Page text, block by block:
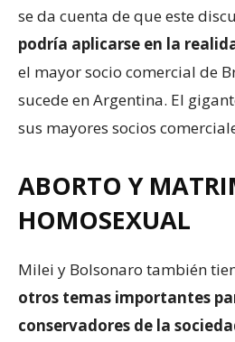
se da cuenta de que este
podría aplicarse en la
el mayor socio comercial de
sucede en Argentina. El
sus mayores socios
ABORTO Y
HOMOSEXUAL
Milei y Bolsonaro también
otros temas importantes
conservadores de la